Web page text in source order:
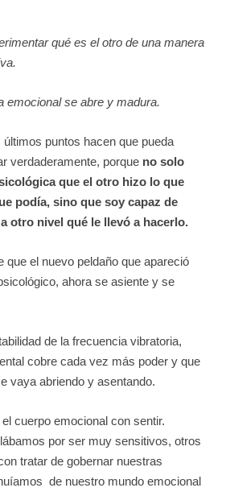
qué es el otro de una manera
emocional se abre y madura.
puntos hacen que pueda
verdaderamente, porque no solo
que el otro hizo lo que
podía, sino que soy capaz de
otro nivel qué le llevó a hacerlo.
que el nuevo peldaño que apareció
ahora se asiente y se
de la frecuencia vibratoria,
cobre cada vez más poder y que
vaya abriendo y asentando.
cuerpo emocional con sentir.
por ser muy sensitivos, otros
tratar de gobernar nuestras
de nuestro mundo emocional